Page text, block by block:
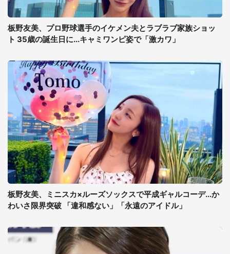
板野友美、プロ野球選手のイケメン夫とラブラブ家族ショッ
ト 35歳の誕生日に...キャミワンピ姿で「激カワ」
板野友美、ミニスカ×ルーズソックスで平成ギャルコーデ...か
わいさ限界突破 「違和感ない」「永遠のアイドル」